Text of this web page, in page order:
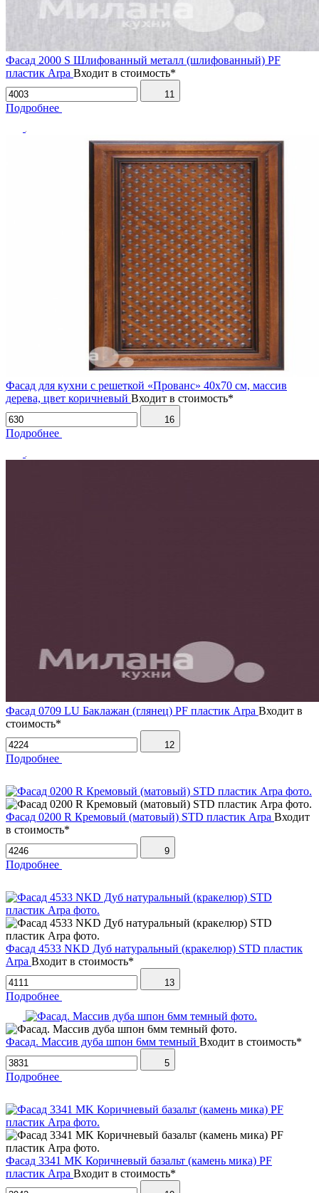
Фасад 2000 S Шлифованный металл (шлифованный) PF
пластик Arpa Входит в стоимость*
11
Подробнее
Фасад для кухни с решеткой «Прованс» 40х70 см, массив
дерева, цвет коричневый Входит в стоимость*
16
Подробнее
Фасад 0709 LU Баклажан (глянец) PF пластик Arpa Входит в
стоимость*
12
Подробнее
Фасад 0200 R Кремовый (матовый) STD пластик Arpa Входит
в стоимость*
9
Подробнее
Фасад 4533 NKD Дуб натуральный (кракелюр) STD пластик
Arpa Входит в стоимость*
13
Подробнее
Фасад. Массив дуба шпон 6мм темный Входит в стоимость*
5
Подробнее
Фасад 3341 MK Коричневый базальт (камень мика) PF
пластик Arpa Входит в стоимость*